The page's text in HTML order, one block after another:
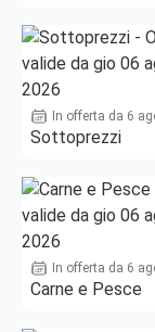
In offerta da 6
Sottoprezzi
In offerta da 6
Carne e Pesce